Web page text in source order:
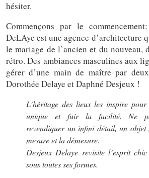
hésiter.
Commençons par le
DeLAye est une agence d’architecture
le mariage de l’ancien et du nouveau,
rétro. Des ambiances masculines aux
gérer d’une main de maître par
Dorothée Delaye et Daphné Desjeux !
L’héritage des lieux les inspire
unique et fuir la facilité. Ne
revendiquer un infini détail, un objet
mesure et la démesure.
Desjeux Delaye revisite l’esprit
sous toutes ses formes.